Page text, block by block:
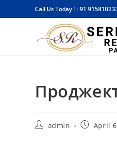
to
Call Us Today !+91
Postadmin
PostApril